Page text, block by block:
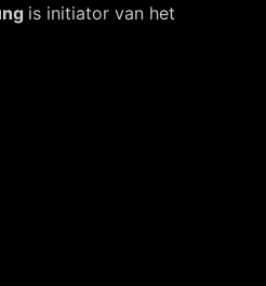
is initiator van het